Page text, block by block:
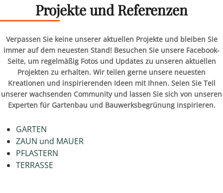
Projekte und Referenzen
Verpassen Sie keine unserer aktuellen Projekte und bleiben Sie
immer auf dem neuesten Stand! Besuchen Sie unsere Facebook-
Seite, um regelmäßig Fotos und Updates zu unseren aktuellen
Projekten zu erhalten. Wir teilen gerne unsere neuesten
Kreationen und inspirierenden Ideen mit Ihnen. Seien Sie Teil
unserer wachsenden Community und lassen Sie sich von unseren
Experten für Gartenbau und Bauwerksbegrünung inspirieren.
GARTEN
ZAUN und MAUER
PFLASTERN
TERRASSE